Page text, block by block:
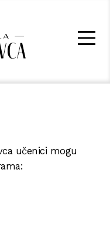
učenici mogu